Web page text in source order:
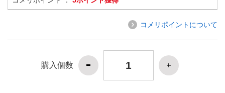
コメリポイントについて
購入個数